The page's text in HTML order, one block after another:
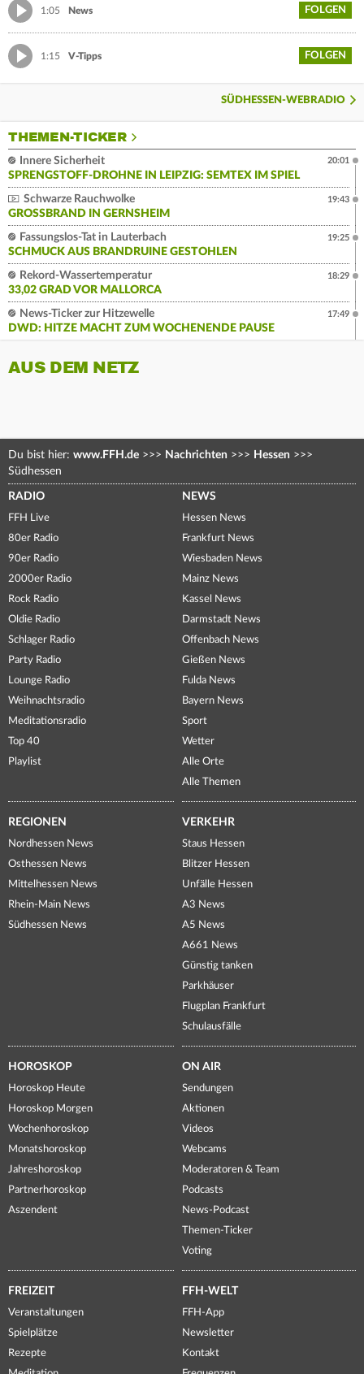
1:05 News FOLGEN
1:15 V-Tipps FOLGEN
SÜDHESSEN-WEBRADIO
THEMEN-TICKER
Innere Sicherheit
SPRENGSTOFF-DROHNE IN LEIPZIG: SEMTEX IM SPIEL
20:01
Schwarze Rauchwolke
GROSSBRAND IN GERNSHEIM
19:43
Fassungslos-Tat in Lauterbach
SCHMUCK AUS BRANDRUINE GESTOHLEN
19:25
Rekord-Wassertemperatur
33,02 GRAD VOR MALLORCA
18:29
News-Ticker zur Hitzewelle
DWD: HITZE MACHT ZUM WOCHENENDE PAUSE
17:49
AUS DEM NETZ
Du bist hier: www.FFH.de >>> Nachrichten >>> Hessen >>>
Südhessen
RADIO
FFH Live
80er Radio
90er Radio
2000er Radio
Rock Radio
Oldie Radio
Schlager Radio
Party Radio
Lounge Radio
Weihnachtsradio
Meditationsradio
Top 40
Playlist
NEWS
Hessen News
Frankfurt News
Wiesbaden News
Mainz News
Kassel News
Darmstadt News
Offenbach News
Gießen News
Fulda News
Bayern News
Sport
Wetter
Alle Orte
Alle Themen
REGIONEN
Nordhessen News
Osthessen News
Mittelhessen News
Rhein-Main News
Südhessen News
VERKEHR
Staus Hessen
Blitzer Hessen
Unfälle Hessen
A3 News
A5 News
A661 News
Günstig tanken
Parkhäuser
Flugplan Frankfurt
Schulausfälle
HOROSKOP
Horoskop Heute
Horoskop Morgen
Wochenhoroskop
Monatshoroskop
Jahreshoroskop
Partnerhoroskop
Aszendent
ON AIR
Sendungen
Aktionen
Videos
Webcams
Moderatoren & Team
Podcasts
News-Podcast
Themen-Ticker
Voting
FREIZEIT
Veranstaltungen
Spielplätze
Rezepte
FFH-WELT
FFH-App
Newsletter
Kontakt